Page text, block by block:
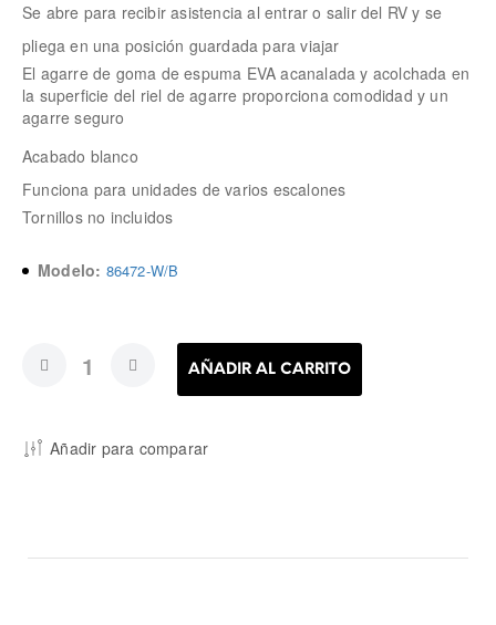
Se abre para recibir asistencia al entrar o salir del RV y se
pliega en una posición guardada para viajar
El agarre de goma de espuma EVA acanalada y acolchada en
la superficie del riel de agarre proporciona comodidad y un
agarre seguro
Acabado blanco
Funciona para unidades de varios escalones
Tornillos no incluidos
Modelo: 86472-W/B
AÑADIR AL CARRITO
Añadir para comparar